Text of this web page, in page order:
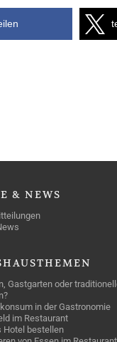
& NEWS
Gastgarten oder
in der Gastronomie
im Restaurant
Hotel bestellen